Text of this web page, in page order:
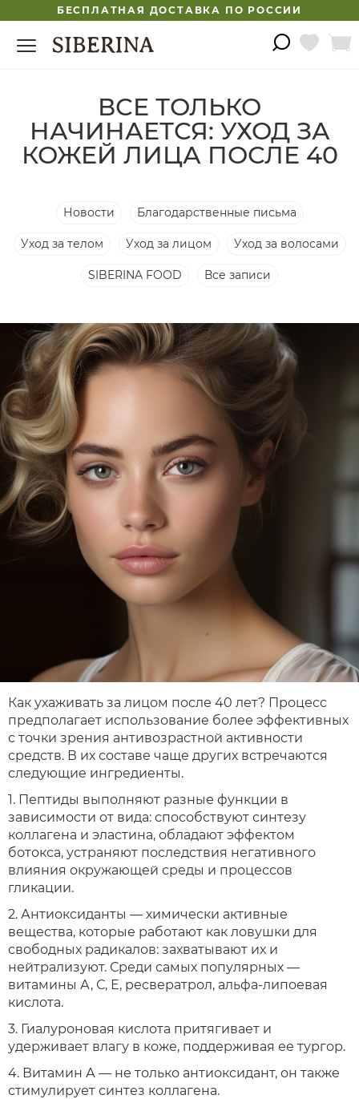
БЕСПЛАТНАЯ ДОСТАВКА ПО РОССИИ
ВСЕ ТОЛЬКО
НАЧИНАЕТСЯ: УХОД ЗА
КОЖЕЙ ЛИЦА ПОСЛЕ 40
Новости Благодарственные письма
Уход за телом Уход за лицом Уход за волосами
SIBERINA FOOD Все записи
Как ухаживать за лицом после 40 лет? Процесс
предполагает использование более эффективных
с точки зрения антивозрастной активности
средств. В их составе чаще других встречаются
следующие ингредиенты.
1. Пептиды выполняют разные функции в
зависимости от вида: способствуют синтезу
коллагена и эластина, обладают эффектом
ботокса, устраняют последствия негативного
влияния окружающей среды и процессов
гликации.
2. Антиоксиданты — химически активные
вещества, которые работают как ловушки для
свободных радикалов: захватывают их и
нейтрализуют. Среди самых популярных —
витамины А, С, Е, ресвератрол, альфа-липоевая
кислота.
3. Гиалуроновая кислота притягивает и
удерживает влагу в коже, поддерживая ее тургор.
4. Витамин А — не только антиоксидант, он также
стимулирует синтез коллагена.